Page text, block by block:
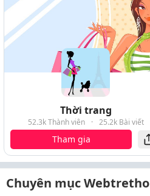
Thời trang
52.3k Thành viên · 25.2k Bài viết
Tham gia
Chuyên mục Webtretho